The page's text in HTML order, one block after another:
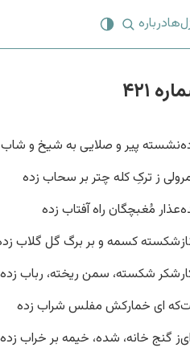
درباره
۴۲۱
نشسته پیر و صلایی به شیخ و شاب
ولی ز ترکِ کله چتر بر سحاب زده
عذار مُغبچگان راه آفتاب زده
شکسته کسمه و بر برگ گل گلاب
شکر شکسته، سمن ریخته، رباب زده
که ای خمارکش مفلس شراب زده
ز گنج خانه، شده، خیمه بر خراب زده